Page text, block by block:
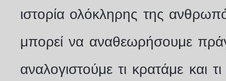
ιστορία ολόκληρης της
μπορεί να αναθεωρήσουμε
αναλογιστούμε τι κρατάμε